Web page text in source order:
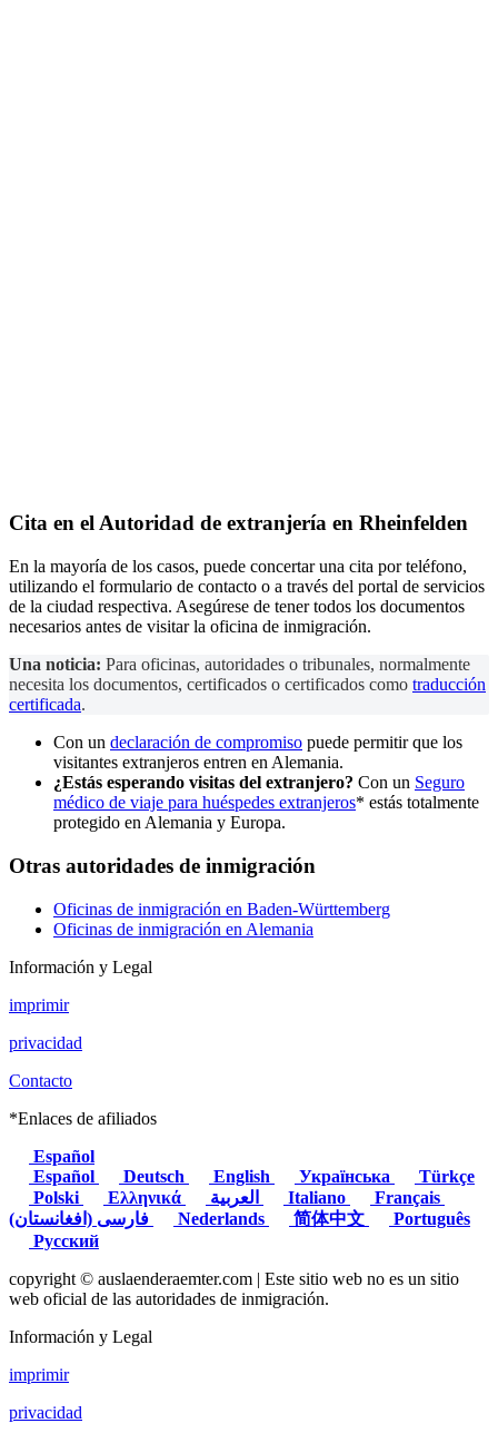
Cita en elAutoridad de extranjería en Rheinfelden
En la mayoría de los casos, puede concertar una cita por teléfono,
utilizando el formulario de contacto o a través del portal de servicios
de la ciudad respectiva. Asegúrese de tener todos los documentos
necesarios antes de visitar la oficina de inmigración.
Una noticia: Para oficinas, autoridades o tribunales, normalmente
necesita los documentos, certificados o certificados como traducción
certificada.
Con un declaración de compromiso puede permitir que los
visitantes extranjeros entren en Alemania.
¿Estás esperando visitas del extranjero? Con un Seguro
médico de viaje para huéspedes extranjeros* estás totalmente
protegido en Alemania y Europa.
Otras autoridades de inmigración
Oficinas de inmigración en Baden-Württemberg
Oficinas de inmigración en Alemania
Información y Legal
imprimir
privacidad
Contacto
*Enlaces de afiliados
Español
Español
Deutsch English Українська
Türkçe
Polski
Ελληνικά Italiano
Français
Nederlands 简体中文
Português
Русский
copyright © auslaenderaemter.com | Este sitio web no es un sitio
web oficial de las autoridades de inmigración.
Información y Legal
imprimir
privacidad